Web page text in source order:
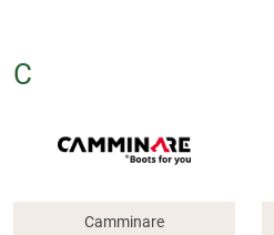
C
Camminare